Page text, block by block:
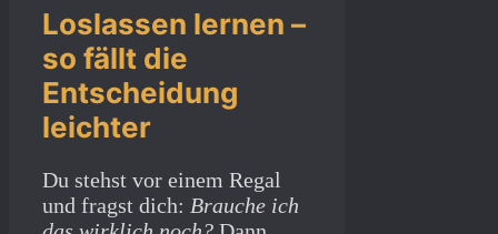
Loslassen lernen –
so fällt die
Entscheidung
leichter
Du stehst vor einem Regal
und fragst dich: Brauche ich